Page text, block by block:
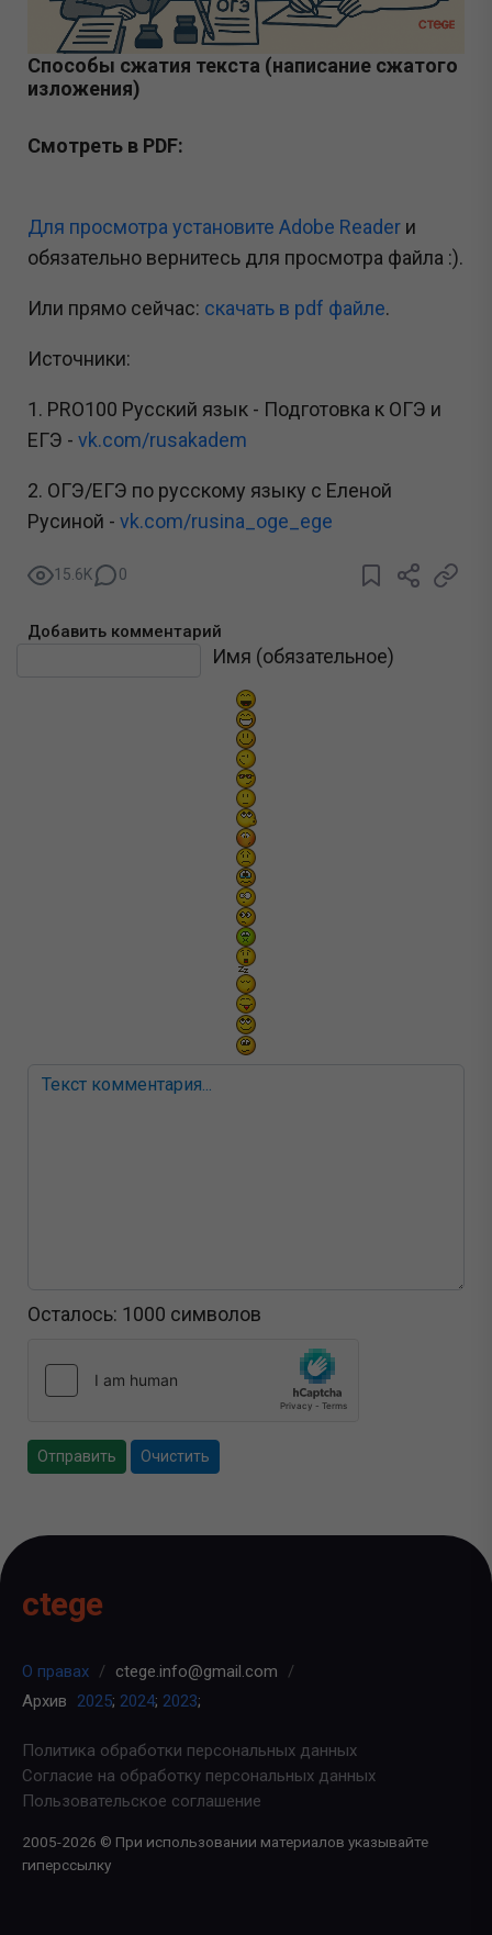
Способы сжатия текста (написание сжатого
изложения)
Смотреть в PDF:
Для просмотра установите Adobe Reader и
обязательно вернитесь для просмотра файла :).
Или прямо сейчас: cкачать в pdf файле.
Источники:
1. PRO100 Русский язык - Подготовка к ОГЭ и
ЕГЭ - vk.com/rusakadem
2. ОГЭ/ЕГЭ по русскому языку с Еленой
Русиной - vk.com/rusina_oge_ege
15.6K 0
Добавить комментарий
Имя (обязательное)
Осталось: 1000 символов
Отправить Очистить
ctege
О правах / ctege.info@gmail.com
/
Архив
2025; 2024; 2023;
Политика обработки персональных данных
Согласие на обработку персональных данных
Пользовательское соглашение
2005-2026 © При использовании материалов указывайте
гиперссылку